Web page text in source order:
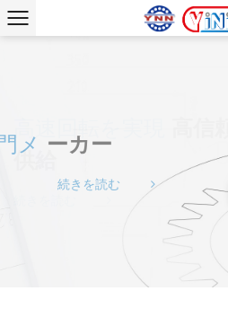
高速回転を実現
高信
供給
受の専門メ
続きを読む